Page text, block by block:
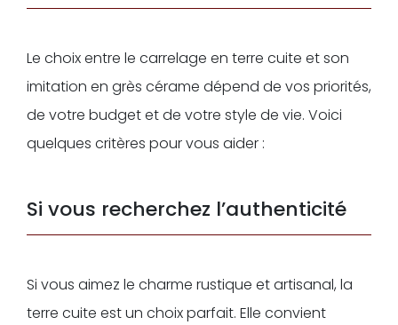
Le choix entre le carrelage en terre cuite et son
imitation en grès cérame dépend de vos priorités,
de votre budget et de votre style de vie. Voici
quelques critères pour vous aider :
Si vous recherchez l’authenticité
Si vous aimez le charme rustique et artisanal, la
terre cuite est un choix parfait. Elle convient